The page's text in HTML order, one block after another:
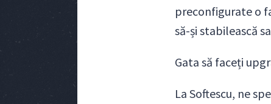
preconfigurate o
să-și stabilească
Gata să faceți
La Softescu, ne